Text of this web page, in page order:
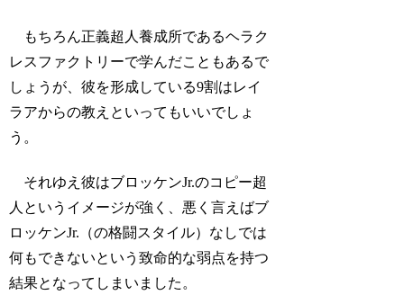
もちろん正義超人養成所であるヘラク
レスファクトリーで学んだこともあるで
しょうが、彼を形成している9割はレイ
ラアからの教えといってもいいでしょ
う。
それゆえ彼はブロッケンJr.のコピー超
人というイメージが強く、悪く言えばブ
ロッケンJr.（の格闘スタイル）なしでは
何もできないという致命的な弱点を持つ
結果となってしまいました。